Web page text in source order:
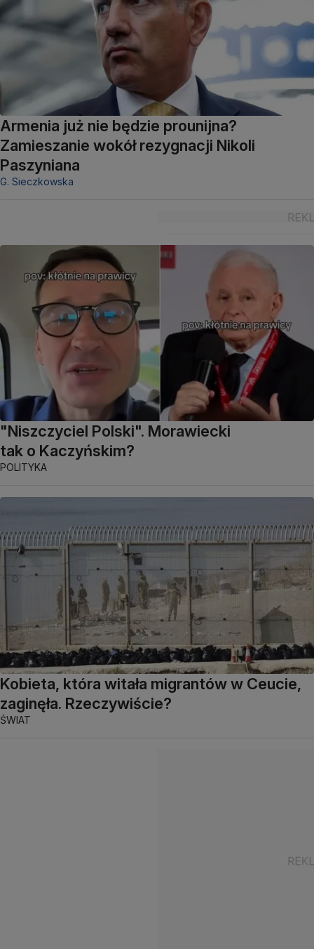
Armenia już nie będzie prounijna?
Zamieszanie wokół rezygnacji Nikoli
Paszyniana
G. Sieczkowska
"Niszczyciel Polski". Morawiecki
tak o Kaczyńskim?
POLITYKA
Kobieta, która witała migrantów w Ceucie,
zaginęła. Rzeczywiście?
ŚWIAT